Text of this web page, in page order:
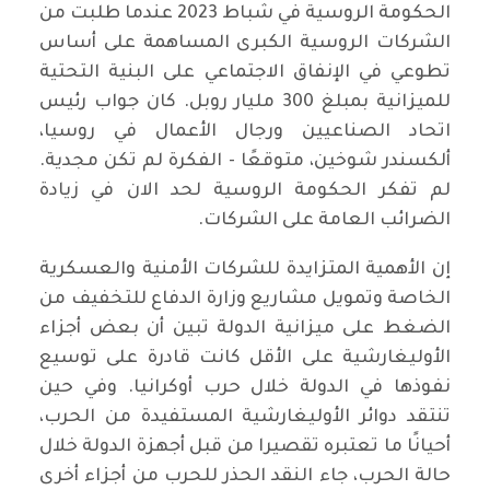
الحكومة الروسية في شباط 2023 عندما طلبت من
الشركات الروسية الكبرى المساهمة على أساس
تطوعي في الإنفاق الاجتماعي على البنية التحتية
للميزانية بمبلغ 300 مليار روبل. كان جواب رئيس
اتحاد الصناعيين ورجال الأعمال في روسيا،
ألكسندر شوخين، متوقعًا - الفكرة لم تكن مجدية.
لم تفكر الحكومة الروسية لحد الان في زيادة
الضرائب العامة على الشركات.
إن الأهمية المتزايدة للشركات الأمنية والعسكرية
الخاصة وتمويل مشاريع وزارة الدفاع للتخفيف من
الضغط على ميزانية الدولة تبين أن بعض أجزاء
الأوليغارشية على الأقل كانت قادرة على توسيع
نفوذها في الدولة خلال حرب أوكرانيا. وفي حين
تنتقد دوائر الأوليغارشية المستفيدة من الحرب،
أحيانًا ما تعتبره تقصيرا من قبل أجهزة الدولة خلال
حالة الحرب، جاء النقد الحذر للحرب من أجزاء أخرى